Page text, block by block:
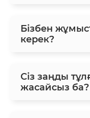
Бізбен
керек?
Сіз заңды
жасайсыз ба?